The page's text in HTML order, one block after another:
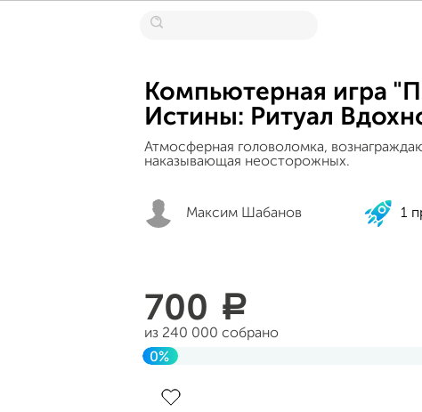
Компьютерная игра
Истины: Ритуал
Атмосферная головоломка,
наказывающая неосторожных.
Максим Шабанов 1
700 a
из 240 000 собрано
0%